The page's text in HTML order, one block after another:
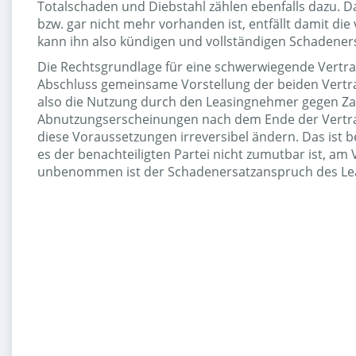
Totalschaden und Diebstahl zählen ebenfalls dazu.
bzw. gar nicht mehr vorhanden ist, entfällt damit
kann ihn also kündigen und vollständigen
Die Rechtsgrundlage für eine schwerwiegende
Abschluss gemeinsame Vorstellung der beiden
also die Nutzung durch den Leasingnehmer gegen
Abnutzungserscheinungen nach dem Ende der
diese Voraussetzungen irreversibel ändern. Das ist
es der benachteiligten Partei nicht zumutbar ist, am
unbenommen ist der Schadenersatzanspruch des